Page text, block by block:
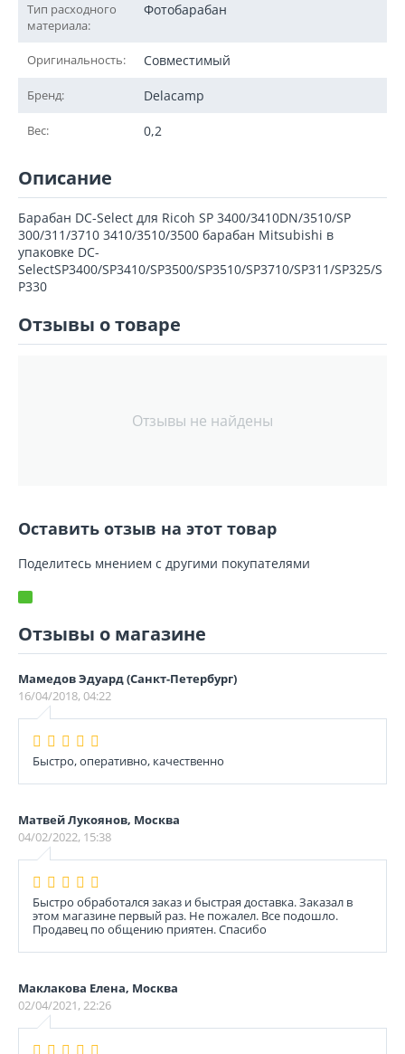
Тип расходного
материала:
Фотобарабан
Оригинальность: Совместимый
Бренд: Delacamp
Вес: 0,2
Описание
Барабан DC-Select для Ricoh SP 3400/3410DN/3510/SP
300/311/3710 3410/3510/3500 барабан Mitsubishi в
упаковке DC-
SelectSP3400/SP3410/SP3500/SP3510/SP3710/SP311/SP325/S
P330
Отзывы о товаре
Отзывы не найдены
Оставить отзыв на этот товар
Поделитесь мнением с другими покупателями
Отзывы о магазине
Мамедов Эдуард (Санкт-Петербург)
16/04/2018, 04:22
Быстро, оперативно, качественно
Матвей Лукоянов, Москва
04/02/2022, 15:38
Быстро обработался заказ и быстрая доставка. Заказал в
этом магазине первый раз. Не пожалел. Все подошло.
Продавец по общению приятен. Спасибо
Маклакова Елена, Москва
02/04/2021, 22:26